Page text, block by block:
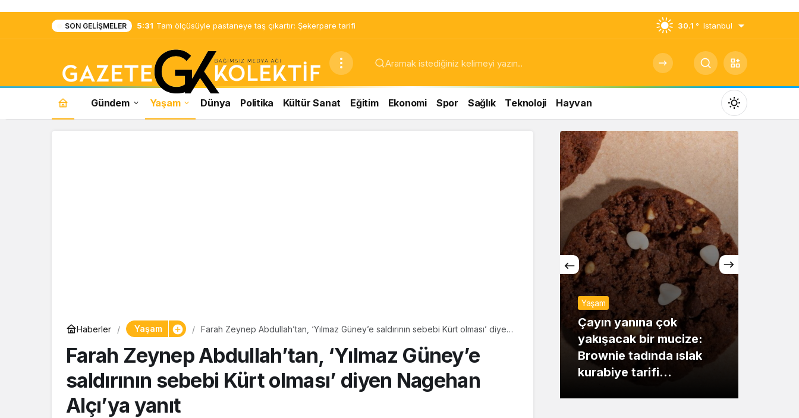
SON GELIŞMELER 5:31 Tam ölçüsüyle pastaneye taş çıkartır: Şekerpare tarifi 30.1 ° Istanbul
Gündem Yaşam Dünya Politika Kültür Sanat Eğitim Ekonomi Spor Sağlık Teknoloji Hayvan
Mod
değiştir
Gündüz Modu
Gündüz modunu seçin.
Gece Modu
Gece modunu seçin.
Sistem Modu
Sistem modunu seçin.
Haberler Yaşam
Farah Zeynep Abdullah’tan, ‘Yılmaz Güney’e saldırının sebebi Kürt olması’ diyen
Farah Zeynep Abdullah’tan, ‘Yılmaz Güney’e
saldırının sebebi Kürt olması’ diyen Nagehan
Alçı’ya yanıt
pastaneye taş çıkartır:
Şekerpare tarifi
Yaşam
Çayın yanına çok
yakışacak bir mucize:
Brownie tadında ıslak
kurabiye tarifi…